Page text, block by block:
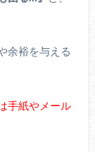
余裕を与える
手紙やメール